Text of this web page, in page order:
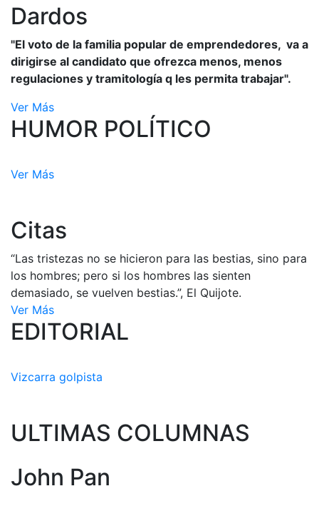
Dardos
"El voto de la familia popular de emprendedores, va a
dirigirse al candidato que ofrezca menos, menos
regulaciones y tramitología q les permita trabajar".
Ver Más
HUMOR POLÍTICO
Ver Más
Citas
“Las tristezas no se hicieron para las bestias, sino para
los hombres; pero si los hombres las sienten
demasiado, se vuelven bestias.”, El Quijote.
Ver Más
EDITORIAL
Vizcarra golpista
ULTIMAS COLUMNAS
John Pan